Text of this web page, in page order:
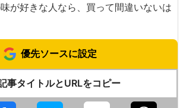
が好きな人なら、買って間違いないは
優先ソースに設定
事タイトルとURLをコピー